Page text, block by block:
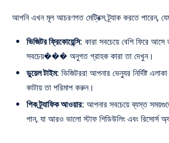
আপনি এখন মূল আচরণগত মেট্রিক্স ট্র্যাক করতে পারেন,
ভিজিটর ফ্রিকোয়েন্সি: কারা সবচেয়ে বেশি ফিরে
সবচেয়��� অনুগত গ্রাহক কারা তা দেখুন।
ডুয়েল টাইম: ভিজিটররা আপনার ভেন্যুর নির্দিষ্ট
কাটায় তা পরিমাপ করুন।
পিক ট্র্যাফিক আওয়ার: আপনার সবচেয়ে ব্যস্ত সময়গুলো
পান, যা আরও ভালো স্টাফ শিডিউলিং এবং রিসোর্স